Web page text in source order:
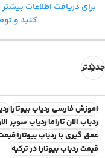
برای دریافت اطلاعات بیشتر
کنید و
جدیدتر
اموزش فارسی ردیاب بیوتارا
ردیاب الان تاراماردیاب سوپر
عمق گیری با ردیاب بیوتارا
قیمت ردیاب بیوتارا در ترکیه